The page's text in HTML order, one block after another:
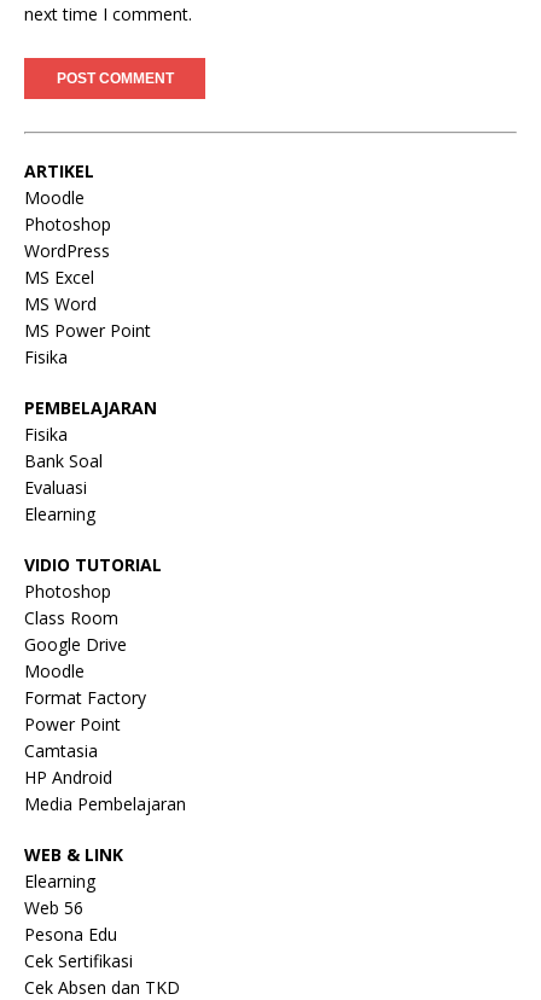
next time I comment.
ARTIKEL
Moodle
Photoshop
WordPress
MS Excel
MS Word
MS Power Point
Fisika
PEMBELAJARAN
Fisika
Bank Soal
Evaluasi
Elearning
VIDIO TUTORIAL
Photoshop
Class Room
Google Drive
Moodle
Format Factory
Power Point
Camtasia
HP Android
Media Pembelajaran
WEB & LINK
Elearning
Web 56
Pesona Edu
Cek Sertifikasi
Cek Absen dan TKD